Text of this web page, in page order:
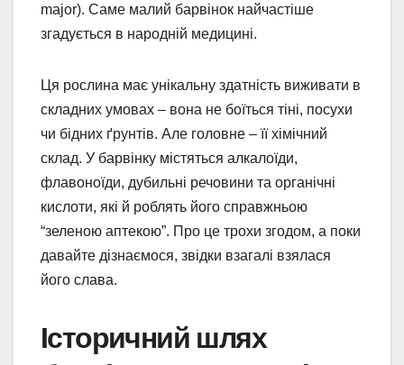
major). Саме малий барвінок найчастіше
згадується в народній медицині.
Ця рослина має унікальну здатність виживати в
складних умовах – вона не боїться тіні, посухи
чи бідних ґрунтів. Але головне – її хімічний
склад. У барвінку містяться алкалоїди,
флавоноїди, дубильні речовини та органічні
кислоти, які й роблять його справжньою
“зеленою аптекою”. Про це трохи згодом, а поки
давайте дізнаємося, звідки взагалі взялася
його слава.
Історичний шлях